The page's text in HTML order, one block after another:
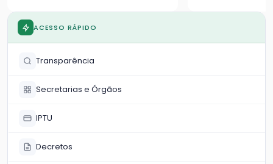
população
ACESSO RÁPIDO
Transparência
Secretarias e Órgãos
IPTU
Decretos